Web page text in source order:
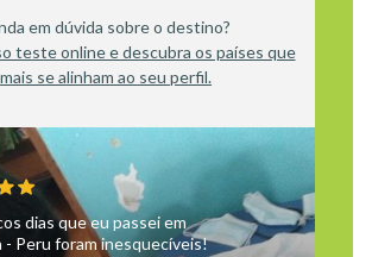
dias que eu passei em
- Peru foram inesquecíveis!
em dúvida sobre o destino?
teste online e descubra os países que
mais se alinham ao seu perfil.